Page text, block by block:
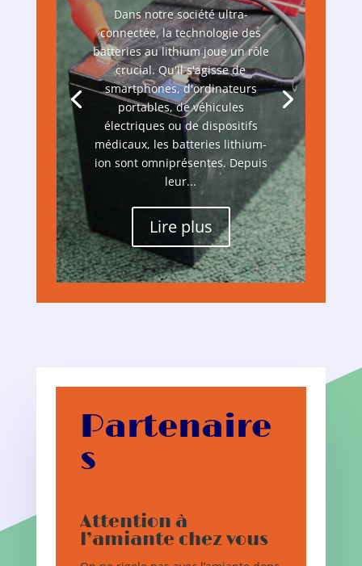
Dans notre société ultra-
connectée, la technologie des
batteries au lithium joue un rôle
crucial. Qu'il s'agisse de
smartphones, d'ordinateurs
portables, de véhicules
électriques ou de dispositifs
médicaux, les batteries lithium-
ion sont omniprésentes. Depuis
leur...
Lire plus
Partenaire
s
Attention à
l’amiante chez vous